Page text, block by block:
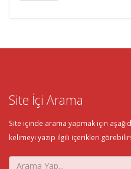
Site İçi Arama
Site içinde arama yapmak için
kelimeyi yazıp ilgili içerikleri